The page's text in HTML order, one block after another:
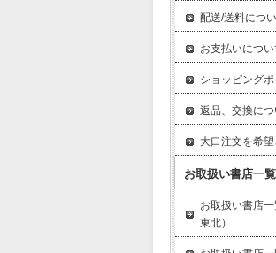
配送/送料につ
お支払いについ
ショッピングポ
返品、交換につ
大口注文を希
お取扱い書店一覧
お取扱い書店一
東北）